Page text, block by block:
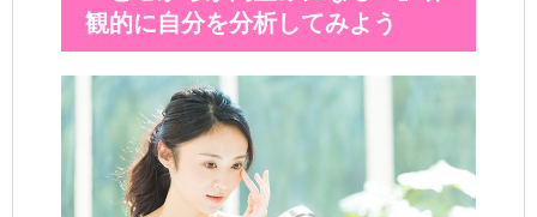
観的に自分を分析してみよう